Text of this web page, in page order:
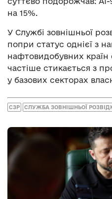
на 15%.
У Службі зовнішньої
попри статус однієї з
нафтовидобувних країн
частіше стикається з
у базових секторах
СЗР СЛУЖБА ЗОВНІШНЬОЇ